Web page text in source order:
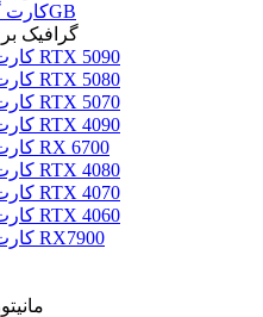
کارت گرافیک 2GB
گرافیک
کارت گرافیک RTX 5090
کارت گرافیک RTX 5080
کارت گرافیک RTX 5070
کارت گرافیک RTX 4090
کارت گرافیک RX 6700
کارت گرافیک RTX 4080
کارت گرافیک RTX 4070
کارت گرافیک RTX 4060
کارت گرافیک RX7900